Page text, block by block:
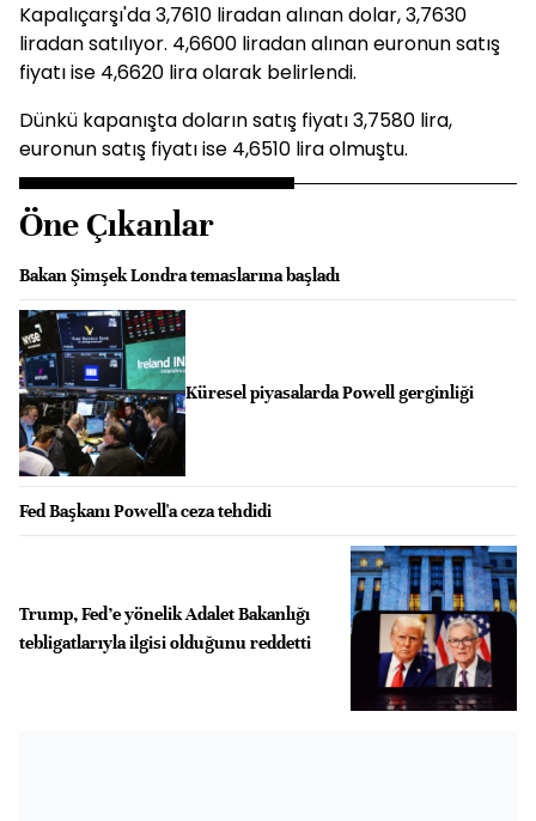
Kapalıçarşı'da 3,7610 liradan alınan dolar, 3,7630
liradan satılıyor. 4,6600 liradan alınan euronun satış
fiyatı ise 4,6620 lira olarak belirlendi.
Dünkü kapanışta doların satış fiyatı 3,7580 lira,
euronun satış fiyatı ise 4,6510 lira olmuştu.
Öne Çıkanlar
Bakan Şimşek Londra temaslarına başladı
Küresel piyasalarda Powell gerginliği
Fed Başkanı Powell'a ceza tehdidi
Trump, Fed’e yönelik Adalet Bakanlığı
tebligatlarıyla ilgisi olduğunu reddetti